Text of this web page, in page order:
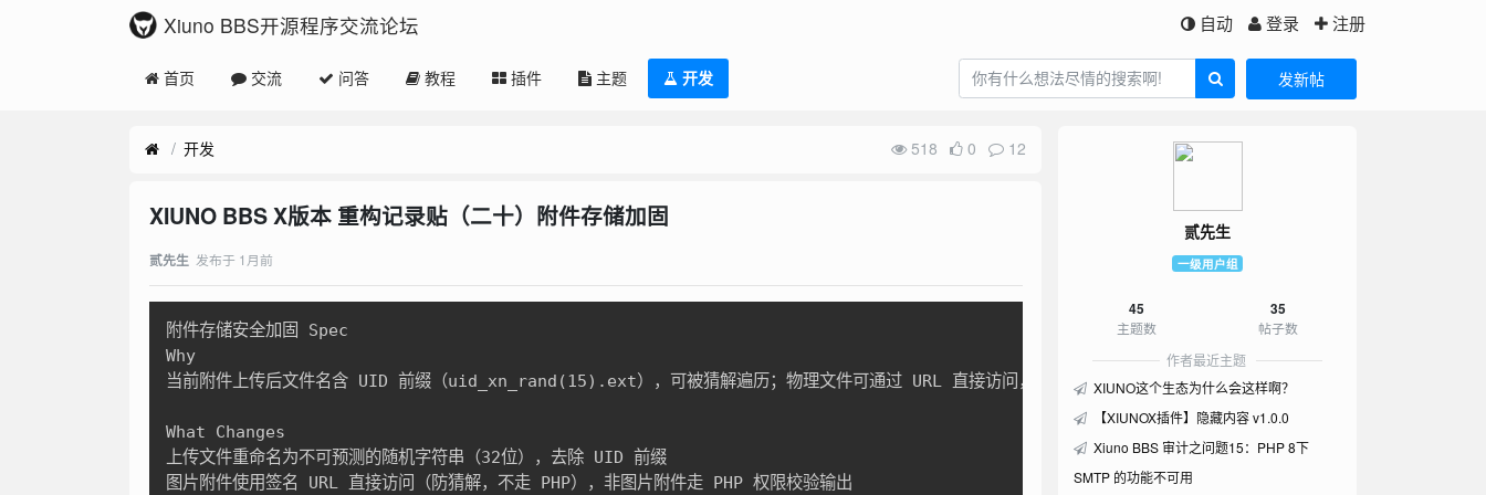
Xiuno BBS开源程序交流论坛 自动 登录 注册
首页 交流 问答 教程 插件 主题 开发 发新帖
开发 518 0 12
XIUNO BBS X版本 重构记录贴（二十）附件存储加固
贰先生 发布于 1月前
附件存储安全加固 Spec
Why
当前附件上传后文件名含 UID 前缀（uid_xn_rand(15).ext），可被猜解遍历；物理文件可通过 URL 直接访问，无需任何权限校验，存在越权下载风险。
What Changes
上传文件重命名为不可预测的随机字符串（32位），去除 UID 前缀
图片附件使用签名 URL 直接访问（防猜解，不走 PHP），非图片附件走 PHP 权限校验输出
贰先生
一级用户组
45
主题数
35
帖子数
作者最近主题
XIUNO这个生态为什么会这样啊？
【XIUNOX插件】隐藏内容 v1.0.0
Xiuno BBS 审计之问题15：PHP 8下
SMTP 的功能不可用